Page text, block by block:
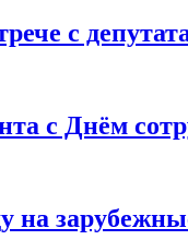
с
с Днём
на